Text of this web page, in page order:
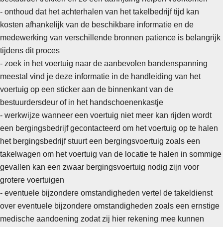
- onthoud dat het achterhalen van het takelbedrijf tijd kan
kosten afhankelijk van de beschikbare informatie en de
medewerking van verschillende bronnen patience is belangrijk
tijdens dit proces
- zoek in het voertuig naar de aanbevolen bandenspanning
meestal vind je deze informatie in de handleiding van het
voertuig op een sticker aan de binnenkant van de
bestuurdersdeur of in het handschoenenkastje
- werkwijze wanneer een voertuig niet meer kan rijden wordt
een bergingsbedrijf gecontacteerd om het voertuig op te halen
het bergingsbedrijf stuurt een bergingsvoertuig zoals een
takelwagen om het voertuig van de locatie te halen in sommige
gevallen kan een zwaar bergingsvoertuig nodig zijn voor
grotere voertuigen
- eventuele bijzondere omstandigheden vertel de takeldienst
over eventuele bijzondere omstandigheden zoals een ernstige
medische aandoening zodat zij hier rekening mee kunnen